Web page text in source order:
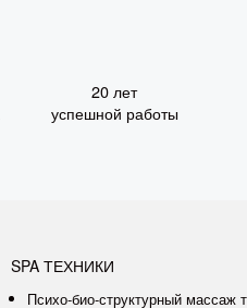
20 лет
успешной работы
SPA ТЕХНИКИ
Психо-био-структурный массаж